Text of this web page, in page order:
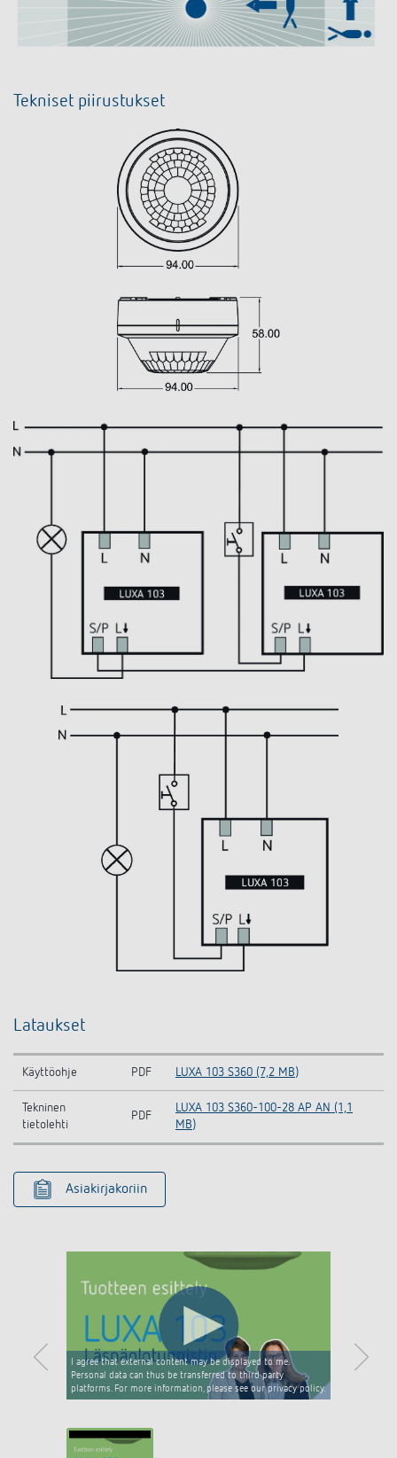
Tekniset piirustukset
Lataukset
Käyttöohje PDF LUXA 103 S360 (7,2 MB)
Tekninen
tietolehti
PDF
LUXA 103 S360-100-28 AP AN (1,1
MB)
Asiakirjakoriin
I agree that external content may be displayed to me.
Personal data can thus be transferred to third party
platforms. For more information, please see our privacy policy.